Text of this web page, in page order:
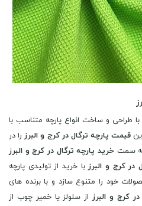
با طراحی و ساخت انواع پارچه متناسب با
قیمت پارچه ترگال در کرج و البرزرا در
به سمت خرید پارچه ترگال در کرج و البرز
در کرج و البرزبا خرید از تولیدی پارچه
خود را متنوع سازد و با برنده های
کرج و البرزاز سلولز یا خمیر چوب از